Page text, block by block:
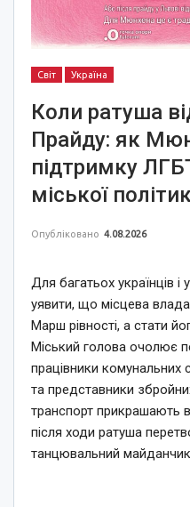
Світ Україна
Коли ратуша
Прайду: як
підтримку
міської
Опубліковано 4.08.2026
Для багатьох українців і
уявити, що місцева
Марш рівності, а стати
Міський голова очолює
працівники
та представники
транспорт прикрашають
після ходи ратуша
танцювальний